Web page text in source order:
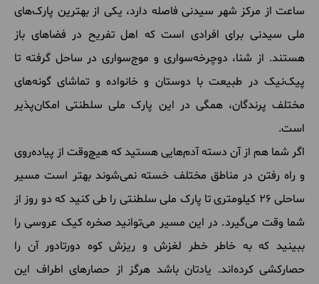
ساعت از مرکز شهر سیدنی فاصله دارد، یکی از بهترین پارکهای
ملی سیدنی برای افرادی است که اهل تفریح در فضاهای باز
هستند. از شنا، دوچرخهسواری و موجسواری در ساحل گرفته تا
پیکنیک در طبیعت با دوستان و خانواده و تماشای گونههای
مختلف پرندگان، همگی در این پارک ملی سلطنتی امکانپذیر
است.
اگر شما هم از آن دسته آدمهاییهستیدکه هیچوقت از پیادهروی
و راه رفتن در مناطق مختلف خسته نمیشوند بهتر است مسیر
ساحلی26 کیلومتریتا پارک ملی سلطنتی را طی کنید که دو روز از
شما وقت میگیرد. در این مسیر میتوانید صخره کیک عروسی را
ببینید که به خاطر خطر لغزش و ریزش کوه دورتادور آن را
حصارکشی کردهاند. یادتان باشد هرگز از حصارهای اطراف این